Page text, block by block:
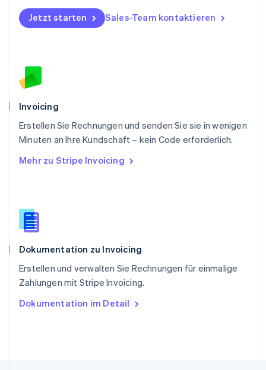
Jetzt starten Sales-Team kontaktieren
Invoicing
Erstellen Sie Rechnungen und senden Sie sie in wenigen
Minuten an Ihre Kundschaft – kein Code erforderlich.
Mehr zu Stripe Invoicing
Dokumentation zu Invoicing
Erstellen und verwalten Sie Rechnungen für einmalige
Zahlungen mit Stripe Invoicing.
Dokumentation im Detail
Portugal
PortuguêsEnglish
Schweden
Schweiz
Singapur
English简体中文
Slowakei
Slowenien
English
Spanien
Thailand
Tschechische Republik
English
English